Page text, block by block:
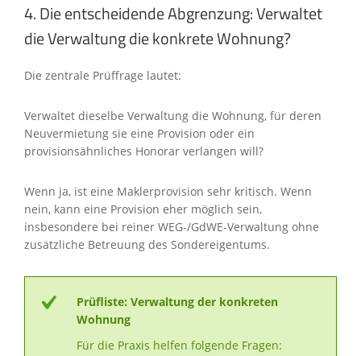
4. Die entscheidende Abgrenzung: Verwaltet
die Verwaltung die konkrete Wohnung?
Die zentrale Prüffrage lautet:
Verwaltet dieselbe Verwaltung die Wohnung, für deren
Neuvermietung sie eine Provision oder ein
provisionsähnliches Honorar verlangen will?
Wenn ja, ist eine Maklerprovision sehr kritisch. Wenn
nein, kann eine Provision eher möglich sein,
insbesondere bei reiner WEG-/GdWE-Verwaltung ohne
zusätzliche Betreuung des Sondereigentums.
Prüfliste: Verwaltung der konkreten
Wohnung
Für die Praxis helfen folgende Fragen: